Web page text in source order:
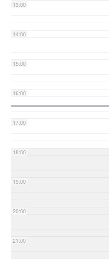
13:00
14:00
15:00
16:00
17:00
18:00
19:00
20:00
21:00